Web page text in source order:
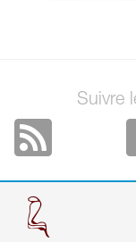
Suivre